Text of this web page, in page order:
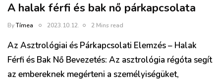
A halak férfi és bak nő párkapcsolata
ByTímea 2023.10.12. 2 Mins read
Az Asztrológiai és Párkapcsolati Elemzés – Halak
Férfi és Bak Nő Bevezetés: Az asztrológia régóta segít
az embereknek megérteni a személyiségüket,